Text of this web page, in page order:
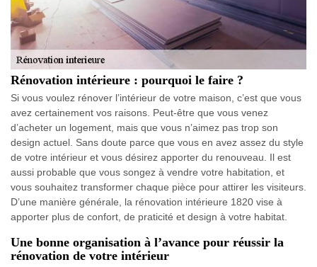
Rénovation intérieure : pourquoi le faire ?
Si vous voulez rénover l’intérieur de votre maison, c’est que vous
avez certainement vos raisons. Peut-être que vous venez
d’acheter un logement, mais que vous n’aimez pas trop son
design actuel. Sans doute parce que vous en avez assez du style
de votre intérieur et vous désirez apporter du renouveau. Il est
aussi probable que vous songez à vendre votre habitation, et
vous souhaitez transformer chaque pièce pour attirer les visiteurs.
D’une manière générale, la rénovation intérieure 1820 vise à
apporter plus de confort, de praticité et design à votre habitat.
Une bonne organisation à l’avance pour réussir la
rénovation de votre intérieur